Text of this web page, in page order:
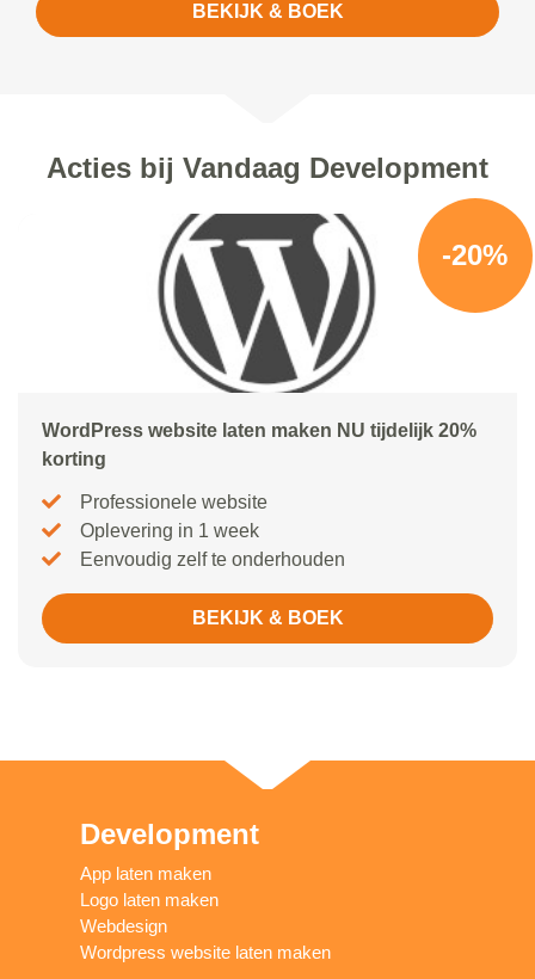
BEKIJK & BOEK
Acties bij Vandaag Development
-20%
WordPress website laten maken NU tijdelijk 20%
korting
Professionele website
Oplevering in 1 week
Eenvoudig zelf te onderhouden
BEKIJK & BOEK
Development
App laten maken
Logo laten maken
Webdesign
Wordpress website laten maken